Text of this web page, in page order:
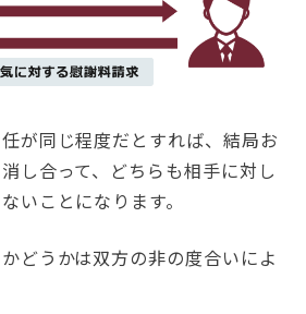
が同じ程度だとすれば、結局お
し合って、どちらも相手に対し
いことになります。
どうかは双方の非の度合いによ